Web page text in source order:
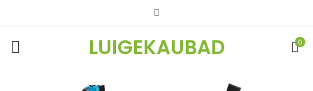
LUIGEKAUBAD 0